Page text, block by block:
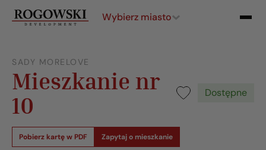
Wybierz miasto
SADY MORELOVE
Mieszkanie nr
10
Dostępne
Pobierz kartę w PDF Zapytaj o mieszkanie